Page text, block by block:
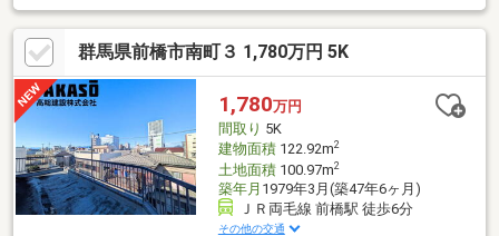
で住宅ローンの融資を断られた・カードや車の既存ローンがあ
る・年収が少ない・勤続が短い・派遣、契約社員の方等☆高総建
設に全てお任せください！
群馬県前橋市南町３ 1,780万円 5K
1,780万円
間取り 5K
建物面積122.92m2
土地面積100.97m2
築年月 1979年3月(築47年6ヶ月)
ＪＲ両毛線 前橋駅 徒歩6分
その他の交通